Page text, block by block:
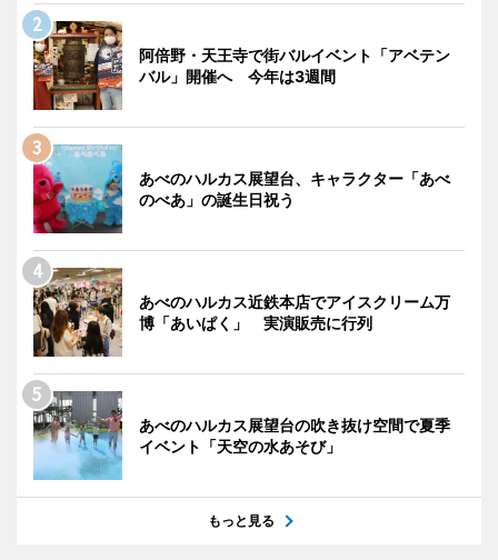
阿倍野・天王寺で街バルイベント「アベテン
バル」開催へ 今年は3週間
あべのハルカス展望台、キャラクター「あべ
のべあ」の誕生日祝う
あべのハルカス近鉄本店でアイスクリーム万
博「あいぱく」 実演販売に行列
あべのハルカス展望台の吹き抜け空間で夏季
イベント「天空の水あそび」
もっと見る